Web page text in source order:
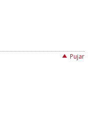
Pujar